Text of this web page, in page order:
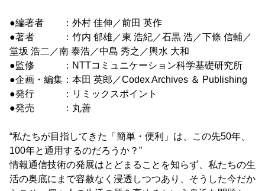
●編著者 ：外村 佳伸／前田 英作
●著者 ：竹内 郁雄／東 浩紀／石黒 浩／下條 信輔／
堂坂 浩二／南 泰浩／中島 秀之／輿水 大和
●監修 ：NTTコミュニケーション科学基礎研究所
●企画・編集：本田 英郎／Codex Archives ＆ Publishing
●発行 ：リミックスポイント
●発売 ：丸善
“私たちが目指してきた「簡単・便利」は、この先50年、
100年と通用するのだろうか？”
情報通信技術の発展はとどまることを知らず、私たちの生
活の奥底にまで容赦なく浸透しつつあり、そうした今だか